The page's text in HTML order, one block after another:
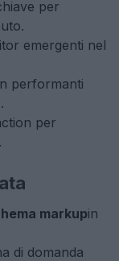
per
emergenti nel
performanti
per
markupin
di domanda